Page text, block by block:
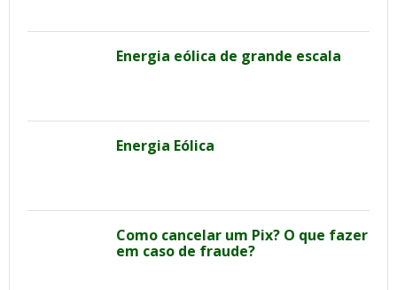
Energia eólica de grande escala
Energia Eólica
Como cancelar um Pix? O que fazer
em caso de fraude?